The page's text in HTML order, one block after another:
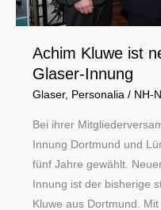
Achim Kluwe ist
Glaser-Innung
Glaser, Personalia / NH-
Bei ihrer
Innung Dortmund und
fünf Jahre gewählt.
Innung ist der bisherige
Kluwe aus Dortmund.